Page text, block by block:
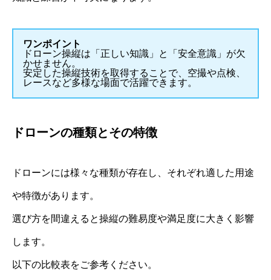
ワンポイント
ドローン操縦は「正しい知識」と「安全意識」が欠
かせません。
安定した操縦技術を取得することで、空撮や点検、
レースなど多様な場面で活躍できます。
ドローンの種類とその特徴
ドローンには様々な種類が存在し、それぞれ適した用途
や特徴があります。
選び方を間違えると操縦の難易度や満足度に大きく影響
します。
以下の比較表をご参考ください。